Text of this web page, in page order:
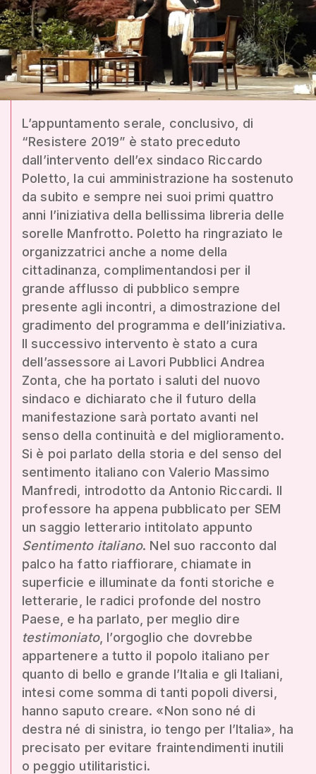
L’appuntamento serale, conclusivo, di
“Resistere 2019” è stato preceduto
dall’intervento dell’ex sindaco Riccardo
Poletto, la cui amministrazione ha sostenuto
da subito e sempre nei suoi primi quattro
anni l’iniziativa della bellissima libreria delle
sorelle Manfrotto. Poletto ha ringraziato le
organizzatrici anche a nome della
cittadinanza, complimentandosi per il
grande afflusso di pubblico sempre
presente agli incontri, a dimostrazione del
gradimento del programma e dell’iniziativa.
Il successivo intervento è stato a cura
dell’assessore ai Lavori Pubblici Andrea
Zonta, che ha portato i saluti del nuovo
sindaco e dichiarato che il futuro della
manifestazione sarà portato avanti nel
senso della continuità e del miglioramento.
Si è poi parlato della storia e del senso del
sentimento italiano con Valerio Massimo
Manfredi, introdotto da Antonio Riccardi. Il
professore ha appena pubblicato per SEM
un saggio letterario intitolato appunto
Sentimento italiano. Nel suo racconto dal
palco ha fatto riaffiorare, chiamate in
superficie e illuminate da fonti storiche e
letterarie, le radici profonde del nostro
Paese, e ha parlato, per meglio dire
testimoniato, l’orgoglio che dovrebbe
appartenere a tutto il popolo italiano per
quanto di bello e grande l’Italia e gli Italiani,
intesi come somma di tanti popoli diversi,
hanno saputo creare. «Non sono né di
destra né di sinistra, io tengo per l’Italia», ha
precisato per evitare fraintendimenti inutili
o peggio utilitaristici.